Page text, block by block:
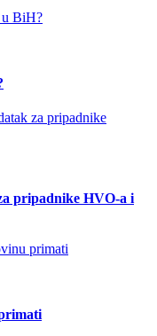
pripadnike HVO-a i